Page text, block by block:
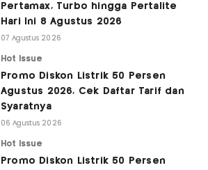
Pertamax, Turbo hingga Pertalite
Hari Ini 8 Agustus 2026
07 Agustus 2026
Hot Issue
Promo Diskon Listrik 50 Persen
Agustus 2026, Cek Daftar Tarif dan
Syaratnya
06 Agustus 2026
Hot Issue
Promo Diskon Listrik 50 Persen